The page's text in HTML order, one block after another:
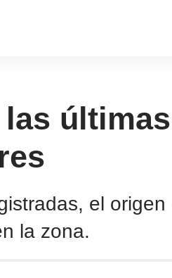
el
la zona.